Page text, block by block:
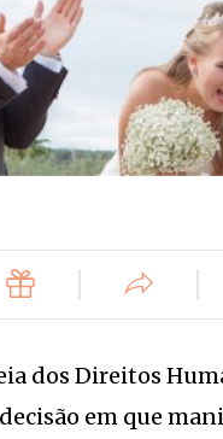
dos Direitos
em que